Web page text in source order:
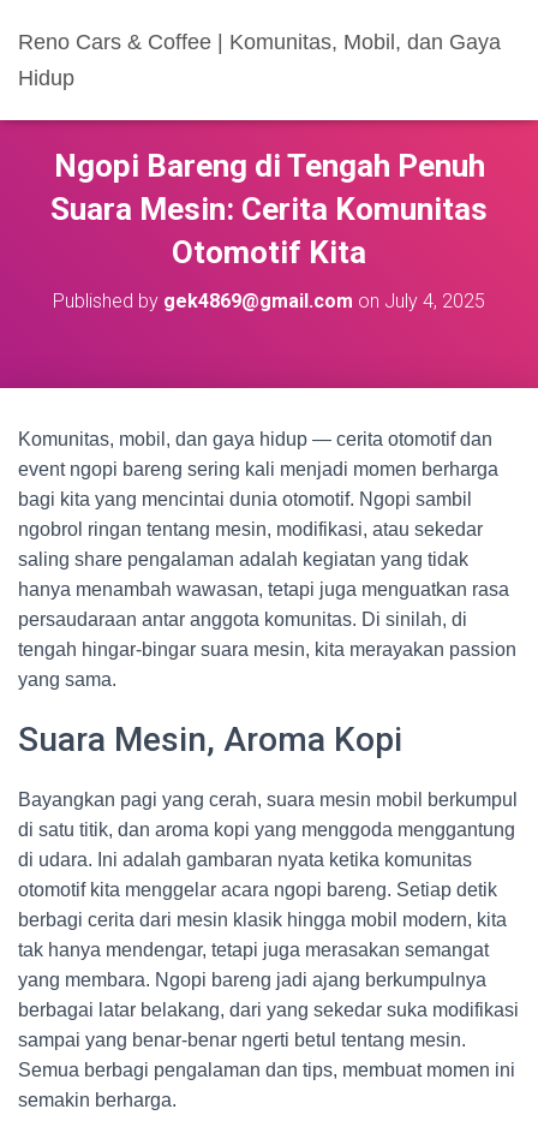
Reno Cars & Coffee | Komunitas, Mobil, dan Gaya
Hidup
Ngopi Bareng di Tengah Penuh
Suara Mesin: Cerita Komunitas
Otomotif Kita
Published by gek4869@gmail.com on July 4, 2025
Komunitas, mobil, dan gaya hidup — cerita otomotif dan
event ngopi bareng sering kali menjadi momen berharga
bagi kita yang mencintai dunia otomotif. Ngopi sambil
ngobrol ringan tentang mesin, modifikasi, atau sekedar
saling share pengalaman adalah kegiatan yang tidak
hanya menambah wawasan, tetapi juga menguatkan rasa
persaudaraan antar anggota komunitas. Di sinilah, di
tengah hingar-bingar suara mesin, kita merayakan passion
yang sama.
Suara Mesin, Aroma Kopi
Bayangkan pagi yang cerah, suara mesin mobil berkumpul
di satu titik, dan aroma kopi yang menggoda menggantung
di udara. Ini adalah gambaran nyata ketika komunitas
otomotif kita menggelar acara ngopi bareng. Setiap detik
berbagi cerita dari mesin klasik hingga mobil modern, kita
tak hanya mendengar, tetapi juga merasakan semangat
yang membara. Ngopi bareng jadi ajang berkumpulnya
berbagai latar belakang, dari yang sekedar suka modifikasi
sampai yang benar-benar ngerti betul tentang mesin.
Semua berbagi pengalaman dan tips, membuat momen ini
semakin berharga.